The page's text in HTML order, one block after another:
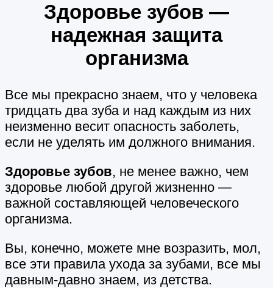
Здоровье зубов —
надежная защита
организма
Все мы прекрасно знаем, что у человека
тридцать два зуба и над каждым из них
неизменно весит опасность заболеть,
если не уделять им должного внимания.
Здоровье зубов, не менее важно, чем
здоровье любой другой жизненно —
важной составляющей человеческого
организма.
Вы, конечно, можете мне возразить, мол,
все эти правила ухода за зубами, все мы
давным-давно знаем, из детства.